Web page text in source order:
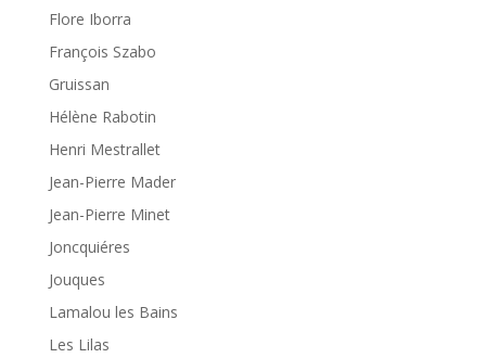
Flore Iborra
François Szabo
Gruissan
Hélène Rabotin
Henri Mestrallet
Jean-Pierre Mader
Jean-Pierre Minet
Joncquiéres
Jouques
Lamalou les Bains
Les Lilas